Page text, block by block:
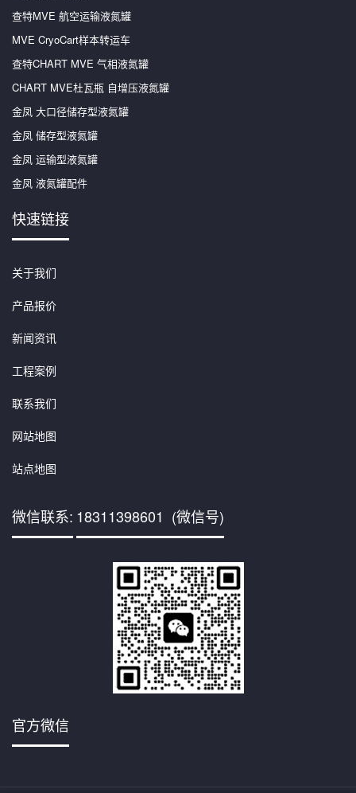
查特MVE 航空运输液氮罐
MVE CryoCart样本转运车
查特CHART MVE 气相液氮罐
CHART MVE杜瓦瓶 自增压液氮罐
金凤 大口径储存型液氮罐
金凤 储存型液氮罐
金凤 运输型液氮罐
金凤 液氮罐配件
快速链接
关于我们
产品报价
新闻资讯
工程案例
联系我们
网站地图
站点地图
微信联系: 18311398601 (微信号)
官方微信